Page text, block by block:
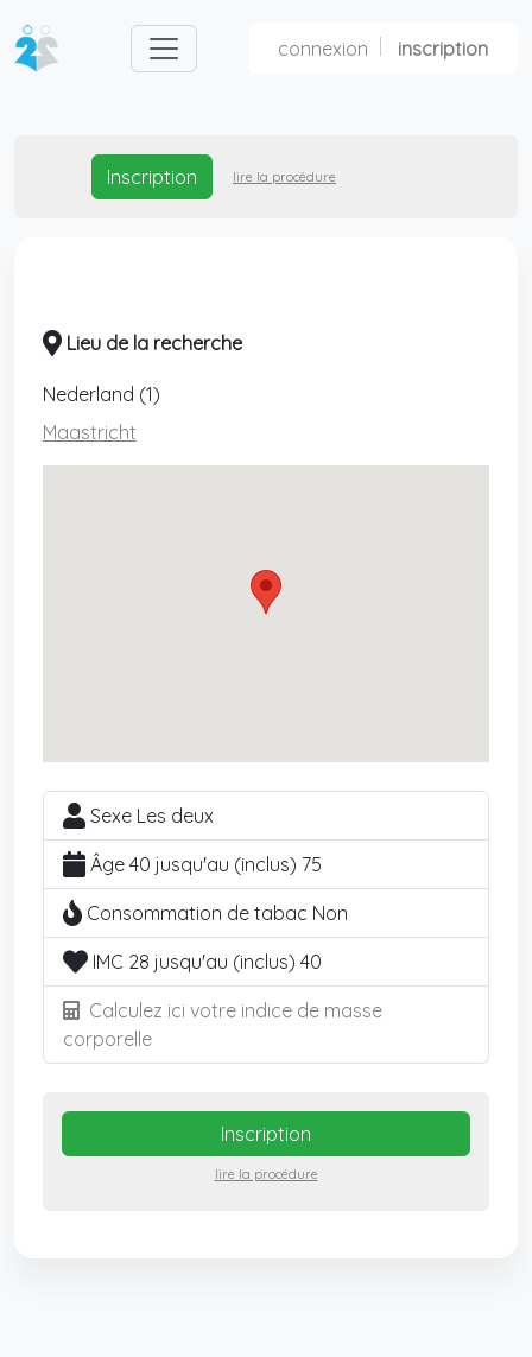
connexion inscription
Inscription lire la procédure
Lieu de la recherche
Nederland (1)
Maastricht
Sexe Les deux
Âge 40 jusqu'au (inclus) 75
Consommation de tabac Non
IMC 28 jusqu'au (inclus) 40
Calculez ici votre indice de masse
corporelle
Inscription
lire la procédure